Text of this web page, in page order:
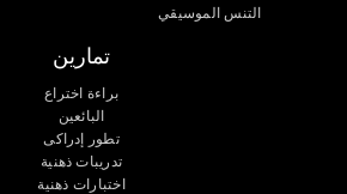
التنس الموسيقي
تمارين
براءة اختراع
البائعين
تطور إدراكى
تدريبات ذهنية
اختبارات ذهنية